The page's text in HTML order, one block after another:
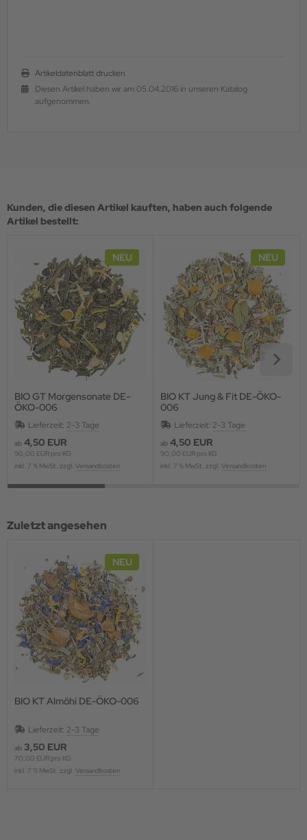
Artikeldatenblatt drucken
Diesen Artikel haben wir am 05.04.2016 in unseren Katalog
aufgenommen.
Kunden, die diesen Artikel kauften, haben auch folgende
Artikel bestellt:
NEU
BIO GT Morgensonate DE-
ÖKO-006
Lieferzeit: 2-3 Tage
ab 4,50 EUR
90,00 EUR pro KG
inkl. 7 % MwSt. zzgl. Versandkosten
NEU
BIO KT Jung & Fit DE-ÖKO-
006
Lieferzeit: 2-3 Tage
ab 4,50 EUR
90,00 EUR pro KG
inkl. 7 % MwSt. zzgl. Versandkosten
Zuletzt angesehen
NEU
BIO KT Almöhi DE-ÖKO-006
Lieferzeit: 2-3 Tage
ab 3,50 EUR
70,00 EUR pro KG
inkl. 7 % MwSt. zzgl. Versandkosten